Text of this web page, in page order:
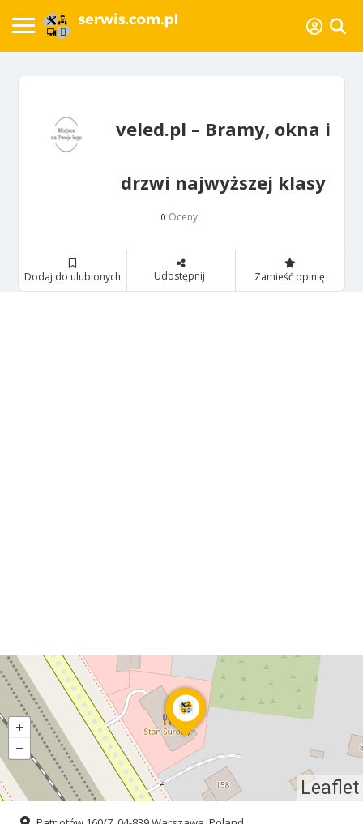
veled.pl – Bramy, okna i
drzwi najwyższej klasy
0 Oceny
Dodaj do ulubionych Udostępnij Zamieść opinię
Leaflet